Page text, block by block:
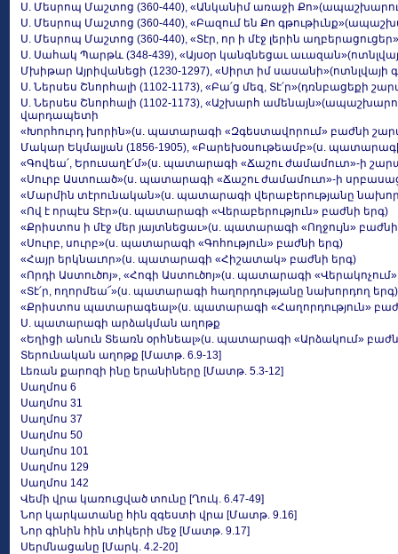
Ս. Մեսրոպ Մաշտոց (360-440), «Անկանիմ առաջի
Ս. Մեսրոպ Մաշտոց (360-440), «Բազում են Քո
Ս. Մեսրոպ Մաշտոց (360-440), «Տէր, որ ի մէջ լերին
Ս. Սահակ Պարթև (348-439), «Այսօր կանգնեցաւ
Մխիթար Այրիվանեցի (1230-1297), «Սիրտ իմ սասանի»(ոտնլվայի
Ս. Ներսես Շնորհալի (1102-1173), «Բա՛ց մեզ, Տէ՛ր»(դռնբացեքի
Ս. Ներսես Շնորհալի (1102-1173), «Աշխարհ
վարդապետի
«Խորհուրդ խորին»(ս. պատարագի «Զգեստավորում» բաժնի
Մակար Եկմալյան (1856-1905), «Բարեխօսութեամբ»(ս.
«Գովեա՛, Երուսաղէ՛մ»(ս. պատարագի «Ճաշու ժամամուտ»-ի
«Սուրբ Աստուած»(ս. պատարագի «Ճաշու ժամամուտ»-ի
«Մարմին տէրունական»(ս. պատարագի վերաբերությանը
«Ով է որպէս Տէր»(ս. պատարագի «Վերաբերություն» բաժնի երգ)
«Քրիստոս ի մէջ մեր յայտնեցաւ»(ս. պատարագի «Ողջույն»
«Սուրբ, սուրբ»(ս. պատարագի «Գոհություն» բաժնի երգ)
«Հայր երկնաւոր»(ս. պատարագի «Հիշատակ» բաժնի երգ)
«Որդի Աստուծոյ», «Հոգի Աստուծոյ»(ս. պատարագի
«Տէ՛ր, ողորմեա՜»(ս. պատարագի հաղորդությանը նախորդող երգ)
«Քրիստոս պատարագեալ»(ս. պատարագի «Հաղորդություն»
Ս. պատարագի արձակման աղոթք
«Եղիցի անուն Տեառն օրհնեալ»(ս. պատարագի «Արձակում»
Տերունական աղոթք [Մատթ. 6.9-13]
Լեռան քարոզի ինը երանիները [Մատթ. 5.3-12]
Սաղմոս 6
Սաղմոս 31
Սաղմոս 37
Սաղմոս 50
Սաղմոս 101
Սաղմոս 129
Սաղմոս 142
Վեմի վրա կառուցված տունը [Ղուկ. 6.47-49]
Նոր կարկատանը հին զգեստի վրա [Մատթ. 9.16]
Նոր գինին հին տիկերի մեջ [Մատթ. 9.17]
Սերմնացանը [Մարկ. 4.2-20]